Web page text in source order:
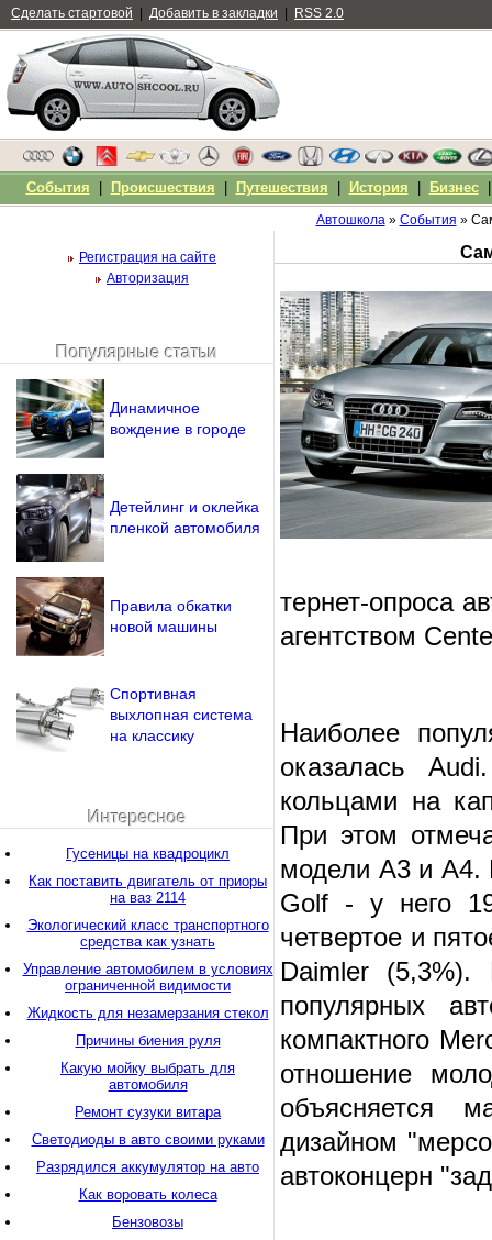
Автошкола» События »
тернет-опроса
агентством
Наиболее
оказалась
кольцами на
При этом
модели A3 и А4.
Golf - у него
четвертое и
Daimler (5,3%).
популярных
компактного
отношение
объясняется
дизайном
автоконцерн
Регистрация на сайте
Авторизация
Напомнить пароль?
Популярные статьи
Динамичное
вождение в городе
Детейлинг и оклейка
пленкой автомобиля
Правила обкатки
новой машины
Спортивная
выхлопная система
на классику
Интересное
Гусеницы на квадроцикл
Как поставить двигатель от приоры
на ваз 2114
Экологический класс транспортного
средства как узнать
Управление автомобилем в условиях
ограниченной видимости
Жидкость для незамерзания стекол
Причины биения руля
Какую мойку выбрать для
автомобиля
Ремонт сузуки витара
Светодиоды в авто своими руками
Разрядился аккумулятор на авто
Как воровать колеса
Бензовозы
Сделать стартовой Добавить в закладки RSS 2.0
События Происшествия Путешествия История Бизнес